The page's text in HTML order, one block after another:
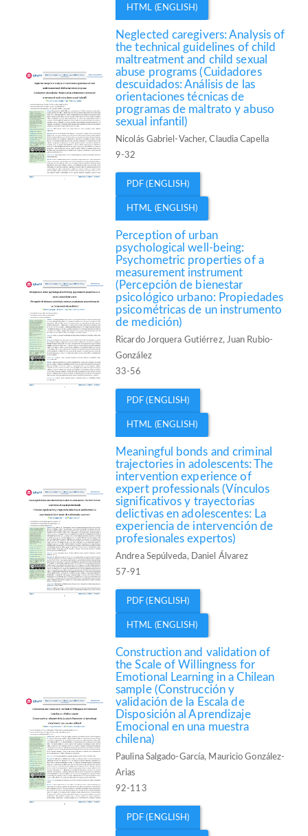
HTML (ENGLISH)
Neglected caregivers: Analysis of
the technical guidelines of child
maltreatment and child sexual
abuse programs (Cuidadores
descuidados: Análisis de las
orientaciones técnicas de
programas de maltrato y abuso
sexual infantil)
Nicolás Gabriel-Vacher, Claudia Capella
9-32
PDF (ENGLISH)
HTML (ENGLISH)
Perception of urban
psychological well-being:
Psychometric properties of a
measurement instrument
(Percepción de bienestar
psicológico urbano: Propiedades
psicométricas de un instrumento
de medición)
Ricardo Jorquera Gutiérrez, Juan Rubio-
González
33-56
PDF (ENGLISH)
HTML (ENGLISH)
Meaningful bonds and criminal
trajectories in adolescents: The
intervention experience of
expert professionals (Vínculos
significativos y trayectorias
delictivas en adolescentes: La
experiencia de intervención de
profesionales expertos)
Andrea Sepúlveda, Daniel Álvarez
57-91
PDF (ENGLISH)
HTML (ENGLISH)
Construction and validation of
the Scale of Willingness for
Emotional Learning in a Chilean
sample (Construcción y
validación de la Escala de
Disposición al Aprendizaje
Emocional en una muestra
chilena)
Paulina Salgado-García, Mauricio González-
Arias
92-113
PDF (ENGLISH)